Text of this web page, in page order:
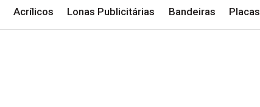
Acrílicos Lonas Publicitárias Bandeiras Placas